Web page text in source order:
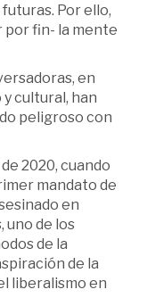
Por ello,
por fin- la mente
en
cultural, han
peligroso con
2020, cuando
mandato de
en
uno de los
de la
de la
liberalismo en